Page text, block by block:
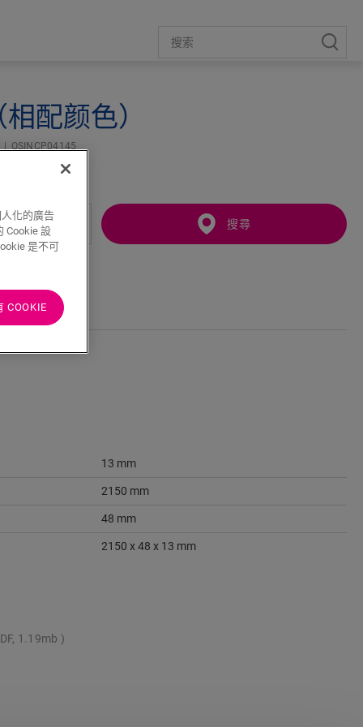
配颜色）
QSINCP04145
搜尋
13 mm
2150 mm
48 mm
2150 x 48 x 13 mm
1.19mb
化的廣告
Cookie 設
是不可
COOKIE